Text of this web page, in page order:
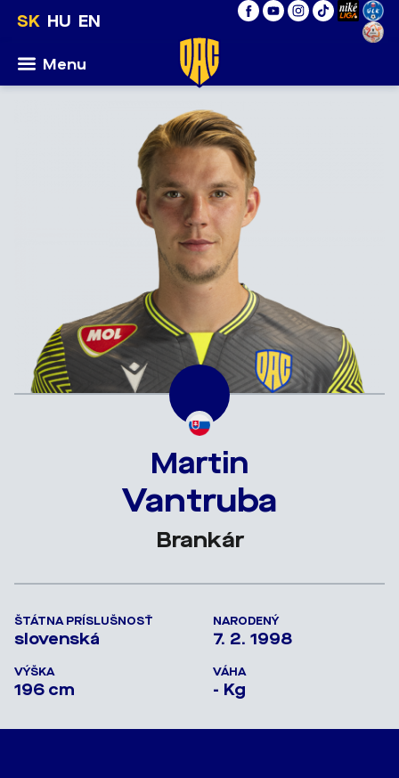
SK HU EN
Menu
Martin
Vantruba
Brankár
ŠTÁTNA PRÍSLUŠNOSŤ
slovenská
NARODENÝ
7. 2. 1998
VÝŠKA
196 cm
VÁHA
- Kg